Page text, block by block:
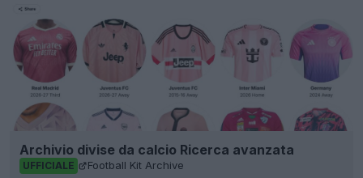
Archivio divise da calcio Ricerca avanzata
UFFICIALE Football Kit Archive